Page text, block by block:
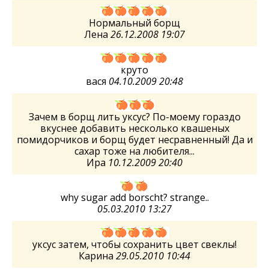
Нормальный борщ
Лена 26.12.2008 19:07
круто
вася 04.10.2009 20:48
Зачем в борщ лить уксус? По-моему гораздо
вкуснее добавить несколько квашеных
помидорчиков и борщ будет несравненный! Да и
сахар тоже на любителя...
Ира 10.12.2009 20:40
why sugar add borscht? strange..
05.03.2010 13:27
уксус затем, чтобы сохранить цвет свеклы!
Карина 29.05.2010 10:44